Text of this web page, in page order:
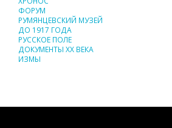
ФОРУМ
РУМЯНЦЕВСКИЙ МУЗЕЙ
ДО 1917 ГОДА
РУССКОЕ ПОЛЕ
ДОКУМЕНТЫ XX ВЕКА
ИЗМЫ